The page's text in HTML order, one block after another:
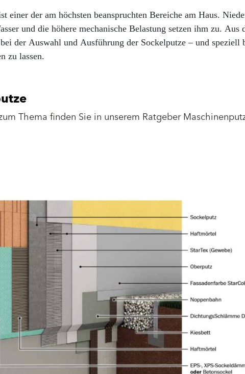
einer der am höchsten beanspruchten Bereiche am Haus.
und die höhere mechanische Belastung setzen ihm zu. Aus
der Auswahl und Ausführung der Sockelputze – und speziell
zu lassen.
Thema finden Sie in unserem Ratgeber